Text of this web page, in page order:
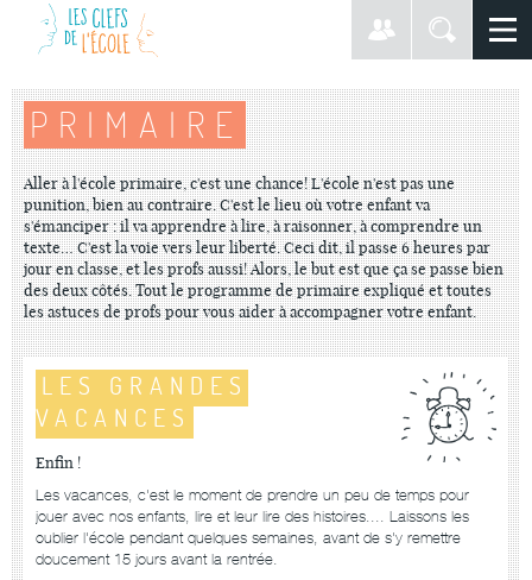
PRIMAIRE
Aller à l'école primaire, c'est une chance! L'école n'est pas une
punition, bien au contraire. C'est le lieu où votre enfant va
s'émanciper : il va apprendre à lire, à raisonner, à comprendre un
texte… C'est la voie vers leur liberté. Ceci dit, il passe 6 heures par
jour en classe, et les profs aussi! Alors, le but est que ça se passe bien
des deux côtés. Tout le programme de primaire expliqué et toutes
les astuces de profs pour vous aider à accompagner votre enfant.
LES GRANDES
VACANCES
Enfin !
Les vacances, c'est le moment de prendre un peu de temps pour
jouer avec nos enfants, lire et leur lire des histoires.... Laissons les
oublier l'école pendant quelques semaines, avant de s'y remettre
doucement 15 jours avant la rentrée.